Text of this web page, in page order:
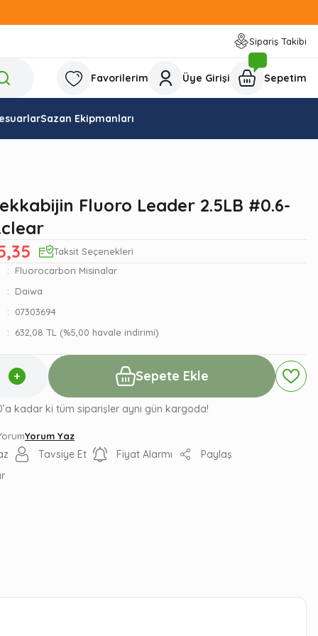
Sipariş Takibi
Favorilerim Üye Girişi Sepetim
Sazan Ekipmanları
Yorum Yaz
Fluoro Leader 2.5LB #0.6-
Taksit Seçenekleri
Fluorocarbon Misinalar
Daiwa
07303694
632,08 TL (%5,00 havale indirimi)
Sepete Ekle
kadar ki tüm siparişler aynı gün kargoda!
Tavsiye Et Fiyat Alarmı
Paylaş